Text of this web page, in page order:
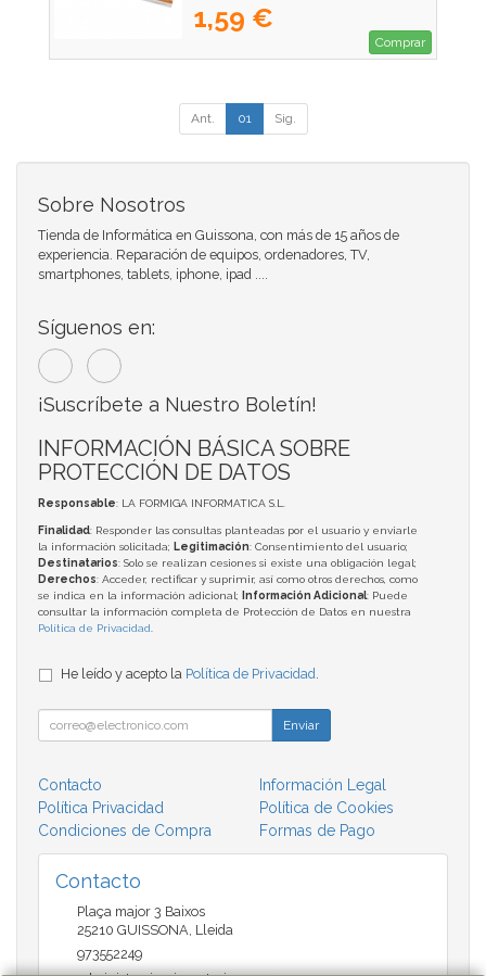
1,59 €
Comprar
Ant. 01 Sig.
Sobre Nosotros
Tienda de Informática en Guissona, con más de 15 años de
experiencia. Reparación de equipos, ordenadores, TV,
smartphones, tablets, iphone, ipad ....
Síguenos en:
¡Suscríbete a Nuestro Boletín!
INFORMACIÓN BÁSICA SOBRE
PROTECCIÓN DE DATOS
Responsable: LA FORMIGA INFORMATICA S.L.
Finalidad: Responder las consultas planteadas por el usuario y enviarle
la información solicitada; Legitimación: Consentimiento del usuario;
Destinatarios: Solo se realizan cesiones si existe una obligación legal;
Derechos: Acceder, rectificar y suprimir, así como otros derechos, como
se indica en la información adicional;
Información Adicional: Puede
consultar la información completa de Protección de Datos en nuestra
Política de Privacidad
He leído y acepto la Política de Privacidad.
Enviar
Contacto
Información Legal
Política Privacidad
Política de Cookies
Condiciones de Compra
Formas de Pago
Contacto
Plaça major 3 Baixos
25210 GUISSONA, Lleida
973552249